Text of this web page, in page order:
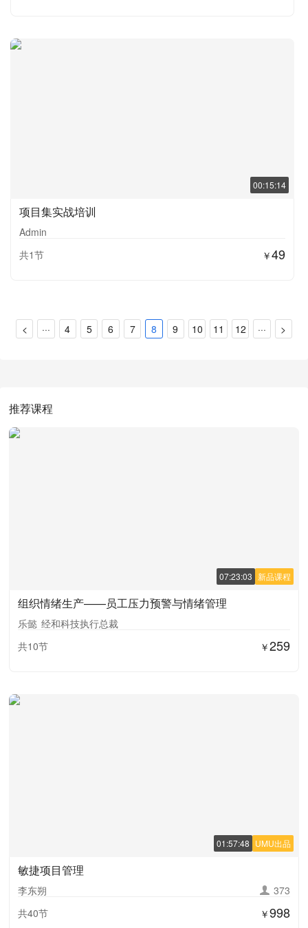
00:15:14
项目集实战培训
Admin
共1节
￥49
< ··· 4 5 6 7 8 9 10 11 12 ··· >
推荐课程
新品课程
07:23:03
组织情绪生产——员工压力预警与情绪管理
乐懿 经和科技执行总裁
共10节
￥259
UMU出品
01:57:48
敏捷项目管理
李东朔
373
共40节
￥998